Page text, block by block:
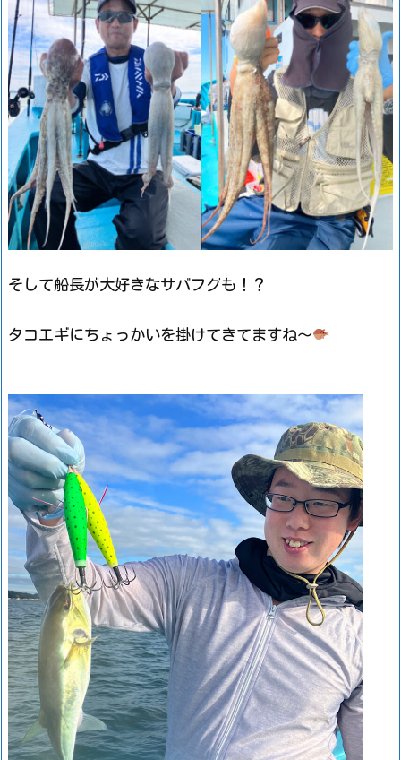
そして船長が大好きなサバフグも！？
タコエギにちょっかいを掛けてきてますね～